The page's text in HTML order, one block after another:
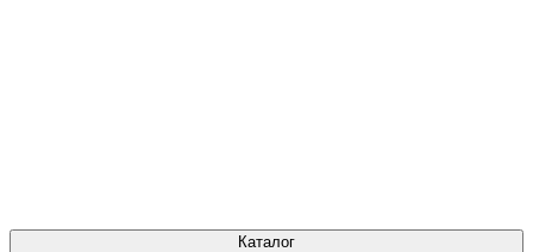
Каталог